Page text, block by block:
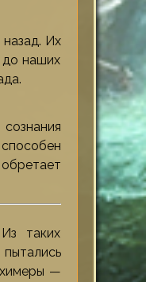
Их
до наших
таких
химеры —